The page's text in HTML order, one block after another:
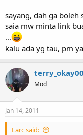
sayang, dah ga
saia mw minta link
...
kalu ada yg tau, pm
Mod
Jan 14, 2011
Larc said: